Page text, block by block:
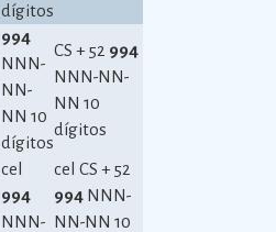
dígitos
994
NNN-
NN-
NN 10
dígitos
CS + 52 994
NNN-NN-
NN 10
dígitos
cel
994
NNN-
cel CS + 52
994 NNN-
NN-NN 10